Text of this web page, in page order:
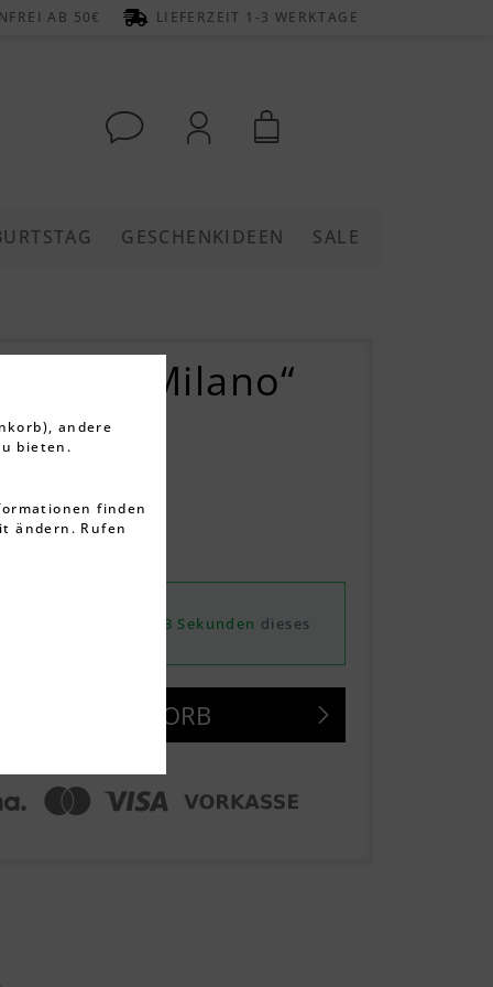
AB 50€ LIEFERZEIT 1-3 WERKTAGE
GESCHENKIDEEN SALE
Vase „Milano“
46 Minuten und 43 Sekunden dieses
WARENKORB
andere
bieten.
finden
ändern. Rufen